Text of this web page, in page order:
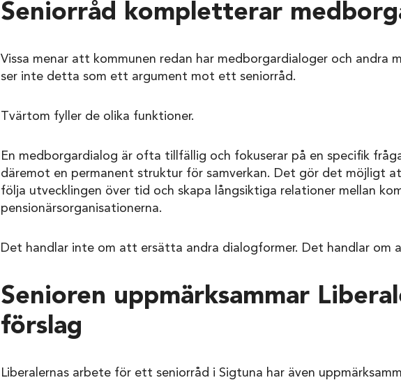
Seniorråd kompletterar
Vissa menar att kommunen redan har medborgardialoger och andra
ser inte detta som ett argument mot ett seniorråd.
Tvärtom fyller de olika funktioner.
En medborgardialog är ofta tillfällig och fokuserar på en specifik
däremot en permanent struktur för samverkan. Det gör det möjligt
följa utvecklingen över tid och skapa långsiktiga relationer mellan
pensionärsorganisationerna.
Det handlar inte om att ersätta andra dialogformer. Det handlar om
Senioren uppmärksammar
förslag
Liberalernas arbete för ett seniorråd i Sigtuna har även